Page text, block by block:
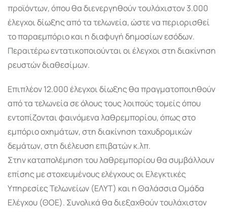
προϊόντων, όπου θα διενεργηθούν τουλάχιστον 3.000
έλεγχοι δίωξης από τα τελωνεία, ώστε να περιορισθεί
το παραεμπόριο και η διαφυγή δημοσίων εσόδων.
Περαιτέρω εντατικοποιούνται οι έλεγχοι στη διακίνηση
ρευστών διαθεσίμων.
Επιπλέον 12.000 έλεγχοι δίωξης θα πραγματοποιηθούν
από τα τελωνεία σε όλους τους λοιπούς τομείς όπου
εντοπίζονται φαινόμενα λαθρεμπορίου, όπως στο
εμπόριο οχημάτων, στη διακίνηση ταχυδρομικών
δεμάτων, στη διέλευση επιβατών κ.λπ.
Στην καταπολέμηση του λαθρεμπορίου θα συμβάλλουν
επίσης με στοχευμένους ελέγχους οι Ελεγκτικές
Υπηρεσίες Τελωνείων (ΕΛΥΤ) και η Θαλάσσια Ομάδα
Ελέγχου (ΘΟΕ). Συνολικά θα διεξαχθούν τουλάχιστον